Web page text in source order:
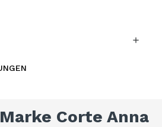

Corte Anna